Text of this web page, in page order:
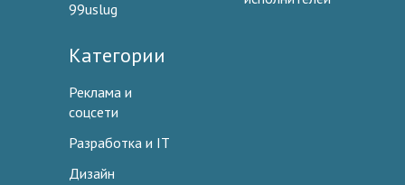
99uslug
Категории
Реклама и
соцсети
Разработка и IT
Дизайн